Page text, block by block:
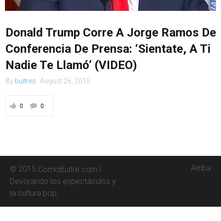
Contacto
Donald Trump Corre A Jorge Ramos De
Conferencia De Prensa: ‘Sientate, A Ti
Nadie Te Llamó’ (VIDEO)
By buitres August 26, 2015
0 0
© 2015 ComoBuitre.com |
Devorando los espectáculos y
la cultura pop.
Arriba